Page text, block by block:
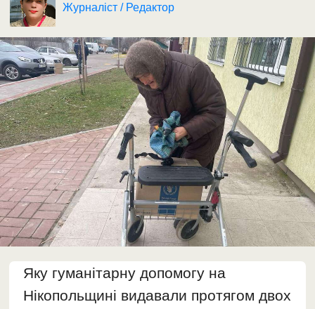
Журналіст / Редактор
Яку гуманітарну допомогу на
Нікопольщині видавали протягом двох